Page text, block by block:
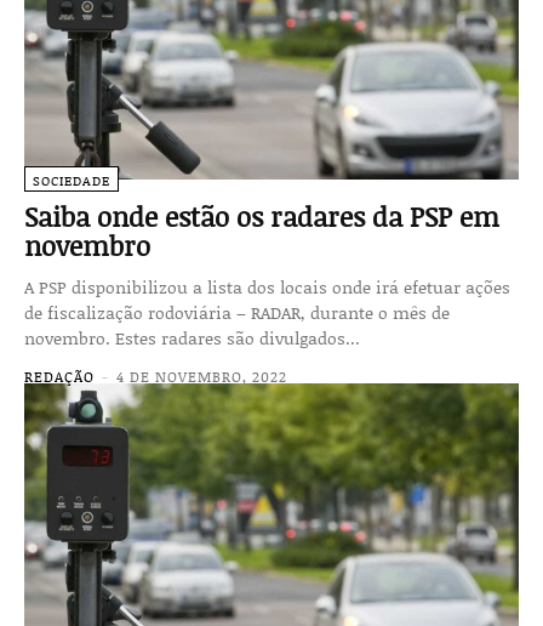
SOCIEDADE
Saiba onde estão os radares da PSP em
novembro
A PSP disponibilizou a lista dos locais onde irá efetuar ações
de fiscalização rodoviária – RADAR, durante o mês de
novembro. Estes radares são divulgados...
REDAÇÃO - 4 DE NOVEMBRO, 2022